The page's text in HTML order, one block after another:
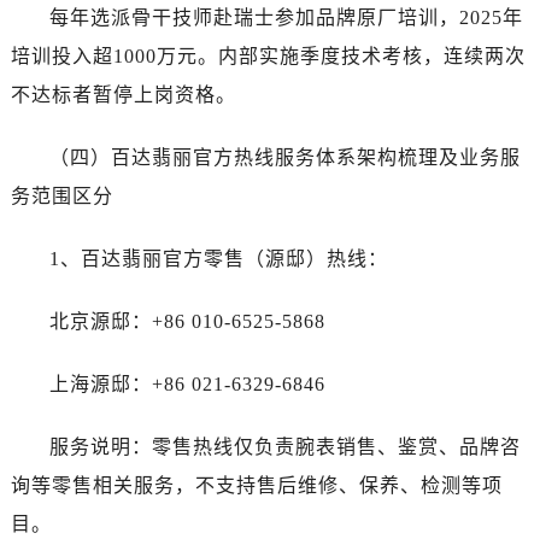
每年选派骨干技师赴瑞士参加品牌原厂培训，2025年
培训投入超1000万元。内部实施季度技术考核，连续两次
不达标者暂停上岗资格。
（四）百达翡丽官方热线服务体系架构梳理及业务服
务范围区分
1、百达翡丽官方零售（源邸）热线：
北京源邸：+86 010-6525-5868
上海源邸：+86 021-6329-6846
服务说明：零售热线仅负责腕表销售、鉴赏、品牌咨
询等零售相关服务，不支持售后维修、保养、检测等项
目。